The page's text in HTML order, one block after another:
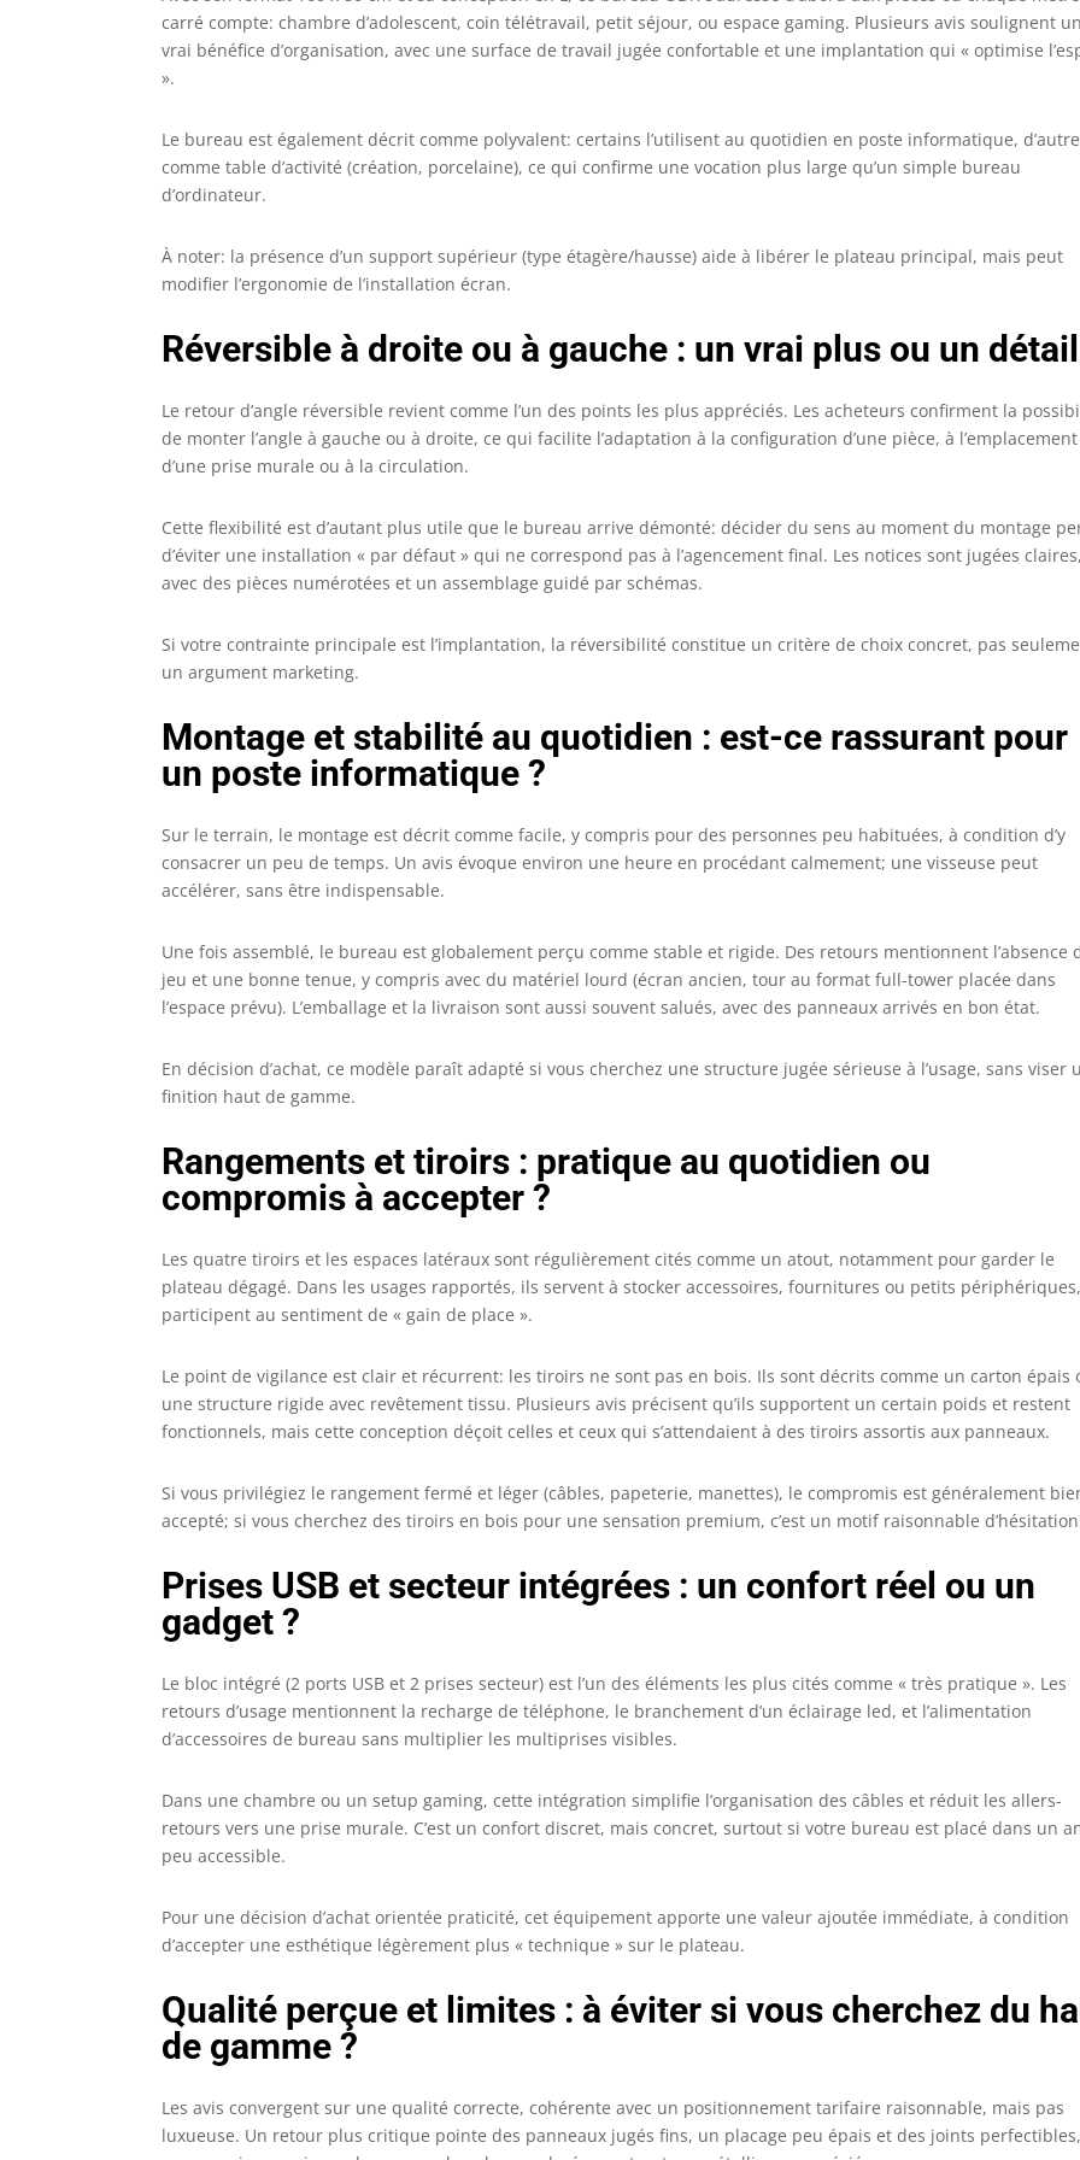
efficacement la pression sur le dos et le cou, de sorte que vous
ne devez pas trop vous soucier des problèmes de santé
lorsque vous travaillez. Le bureau est composé d'un panneau
haute qualité qui est durable et stable. Les coussins de pieds
réglables garantissen 【Facile à Installer&Support Client】ODK
bureau gaming est livré avec des instructions claires et
la moindre question concernant notre bureau en L, n'hésitez
vous offrons une garantie fiable.
carré compte: chambre d’adolescent, coin télétravail, petit séjour, ou espace gaming. Plusieurs avis soulignent un
vrai bénéfice d’organisation, avec une surface de travail jugée confortable et une implantation qui « optimise
».
Le bureau est également décrit comme polyvalent: certains l’utilisent au quotidien en poste informatique,
comme table d’activité (création, porcelaine), ce qui confirme une vocation plus large qu’un simple bureau
d’ordinateur.
À noter: la présence d’un support supérieur (type étagère/hausse) aide à libérer le plateau principal, mais peut
modifier l’ergonomie de l’installation écran.
Réversible à droite ou à gauche : un vrai plus ou un
Le retour d’angle réversible revient comme l’un des points les plus appréciés. Les acheteurs confirment la
de monter l’angle à gauche ou à droite, ce qui facilite l’adaptation à la configuration d’une pièce, à l’emplacement
d’une prise murale ou à la circulation.
Cette flexibilité est d’autant plus utile que le bureau arrive démonté: décider du sens au moment du montage
d’éviter une installation « par défaut » qui ne correspond pas à l’agencement final. Les notices sont jugées claires,
avec des pièces numérotées et un assemblage guidé par schémas.
Si votre contrainte principale est l’implantation, la réversibilité constitue un critère de choix concret, pas
un argument marketing.
Montage et stabilité au quotidien : est-ce rassurant pour
un poste informatique ?
Sur le terrain, le montage est décrit comme facile, y compris pour des personnes peu habituées, à condition d’y
consacrer un peu de temps. Un avis évoque environ une heure en procédant calmement; une visseuse peut
accélérer, sans être indispensable.
Une fois assemblé, le bureau est globalement perçu comme stable et rigide. Des retours mentionnent l’absence
jeu et une bonne tenue, y compris avec du matériel lourd (écran ancien, tour au format full-tower placée dans
l’espace prévu). L’emballage et la livraison sont aussi souvent salués, avec des panneaux arrivés en bon état.
En décision d’achat, ce modèle paraît adapté si vous cherchez une structure jugée sérieuse à l’usage, sans viser
finition haut de gamme.
Rangements et tiroirs : pratique au quotidien ou
compromis à accepter ?
Les quatre tiroirs et les espaces latéraux sont régulièrement cités comme un atout, notamment pour garder le
plateau dégagé. Dans les usages rapportés, ils servent à stocker accessoires, fournitures ou petits
participent au sentiment de « gain de place ».
Le point de vigilance est clair et récurrent: les tiroirs ne sont pas en bois. Ils sont décrits comme un carton épais
une structure rigide avec revêtement tissu. Plusieurs avis précisent qu’ils supportent un certain poids et restent
fonctionnels, mais cette conception déçoit celles et ceux qui s’attendaient à des tiroirs assortis aux panneaux.
Si vous privilégiez le rangement fermé et léger (câbles, papeterie, manettes), le compromis est généralement
accepté; si vous cherchez des tiroirs en bois pour une sensation premium, c’est un motif raisonnable
Prises USB et secteur intégrées : un confort réel ou un
gadget ?
Le bloc intégré (2 ports USB et 2 prises secteur) est l’un des éléments les plus cités comme « très pratique ». Les
retours d’usage mentionnent la recharge de téléphone, le branchement d’un éclairage led, et l’alimentation
d’accessoires de bureau sans multiplier les multiprises visibles.
Dans une chambre ou un setup gaming, cette intégration simplifie l’organisation des câbles et réduit les allers-
retours vers une prise murale. C’est un confort discret, mais concret, surtout si votre bureau est placé dans un
peu accessible.
Pour une décision d’achat orientée praticité, cet équipement apporte une valeur ajoutée immédiate, à condition
d’accepter une esthétique légèrement plus « technique » sur le plateau.
Qualité perçue et limites : à éviter si vous cherchez du
de gamme ?
Les avis convergent sur une qualité correcte, cohérente avec un positionnement tarifaire raisonnable, mais pas
luxueuse. Un retour plus critique pointe des panneaux jugés fins, un placage peu épais et des joints perfectibles,